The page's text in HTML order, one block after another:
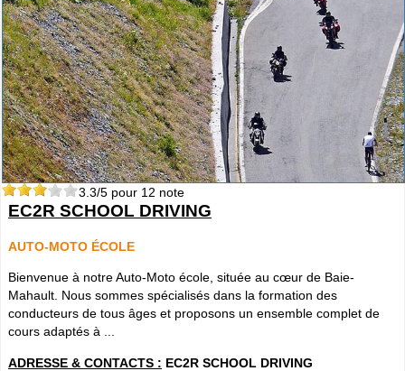
3.3/5 pour 12 note
EC2R SCHOOL DRIVING
AUTO-MOTO ÉCOLE
Bienvenue à notre Auto-Moto école, située au cœur de Baie-
Mahault. Nous sommes spécialisés dans la formation des
conducteurs de tous âges et proposons un ensemble complet de
cours adaptés à ...
ADRESSE & CONTACTS : EC2R SCHOOL DRIVING